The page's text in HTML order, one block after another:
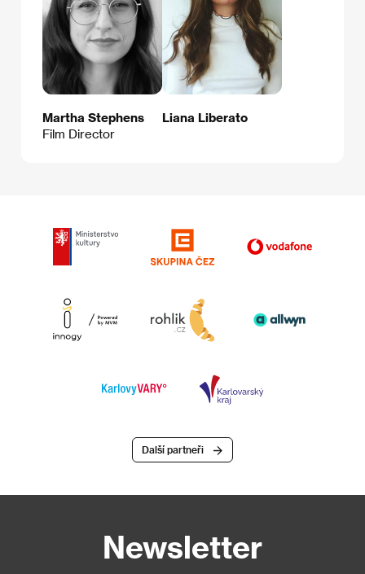
Martha Stephens
Film Director
Liana Liberato
Další partneři
Newsletter